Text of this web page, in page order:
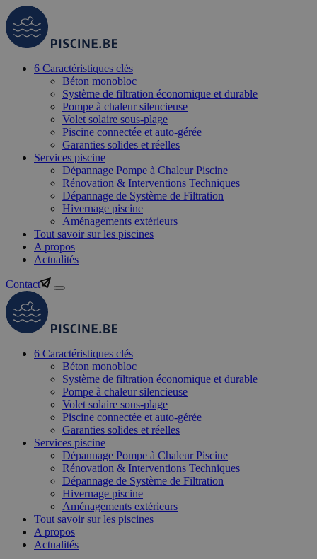
6 Caractéristiques clés
Béton monobloc
Système de filtration économique et durable
Pompe à chaleur silencieuse
Volet solaire sous-plage
Piscine connectée et auto-gérée
Garanties solides et réelles
Services piscine
Dépannage Pompe à Chaleur Piscine
Rénovation & Interventions Techniques
Dépannage de Système de Filtration
Hivernage piscine
Aménagements extérieurs
Tout savoir sur les piscines
A propos
Actualités
Contact
6 Caractéristiques clés
Béton monobloc
Système de filtration économique et durable
Pompe à chaleur silencieuse
Volet solaire sous-plage
Piscine connectée et auto-gérée
Garanties solides et réelles
Services piscine
Dépannage Pompe à Chaleur Piscine
Rénovation & Interventions Techniques
Dépannage de Système de Filtration
Hivernage piscine
Aménagements extérieurs
Tout savoir sur les piscines
A propos
Actualités